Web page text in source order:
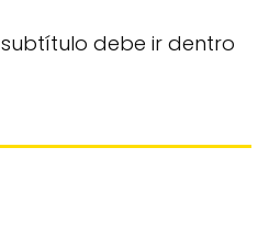
debe ir dentro